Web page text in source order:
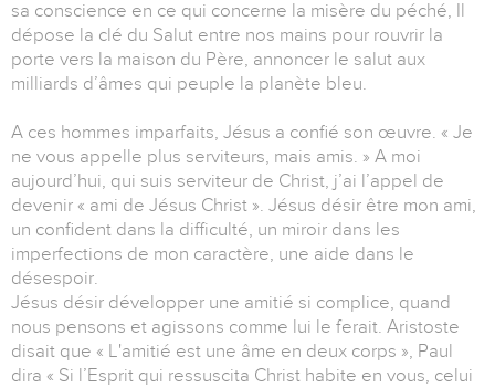
sa conscience en ce qui concerne la misère du péché, Il
dépose la clé du Salut entre nos mains pour rouvrir la
porte vers la maison du Père, annoncer le salut aux
milliards d’âmes qui peuple la planète bleu.
A ces hommes imparfaits, Jésus a confié son œuvre. « Je
ne vous appelle plus serviteurs, mais amis. » A moi
aujourd’hui, qui suis serviteur de Christ, j’ai l’appel de
devenir « ami de Jésus Christ ». Jésus désir être mon ami,
un confident dans la difficulté, un miroir dans les
imperfections de mon caractère, une aide dans le
désespoir.
Jésus désir développer une amitié si complice, quand
nous pensons et agissons comme lui le ferait. Aristoste
disait que « L'amitié est une âme en deux corps », Paul
dira « Si l’Esprit qui ressuscita Christ habite en vous, celui